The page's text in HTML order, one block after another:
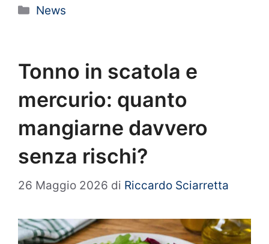
Categorie
News
Tonno in scatola e
mercurio: quanto
mangiarne davvero
senza rischi?
26 Maggio 2026 di Riccardo Sciarretta